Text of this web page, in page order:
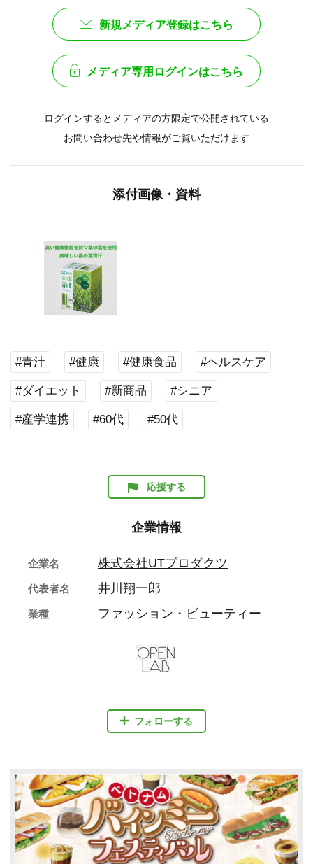
新規メディア登録はこちら
メディア専用ログインはこちら
ログインするとメディアの方限定で公開されている
お問い合わせ先や情報がご覧いただけます
添付画像・資料
#青汁 #健康 #健康食品 #ヘルスケア
#ダイエット #新商品 #シニア
#産学連携 #60代 #50代
応援する
企業情報
フォローする
企業名 株式会社UTプロダクツ
代表者名 井川翔一郎
業種 ファッション・ビューティー